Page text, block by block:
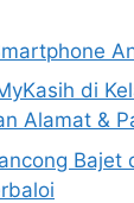
di
Alamat &
Bajet